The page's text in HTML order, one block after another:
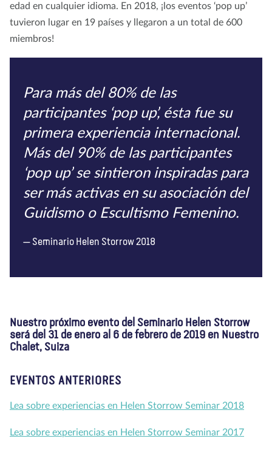
edad en cualquier idioma. En 2018, ¡los eventos ‘pop up’
tuvieron lugar en 19 países y llegaron a un total de 600
miembros!
Para más del 80% de las
participantes ‘pop up’, ésta fue su
primera experiencia internacional.
Más del 90% de las participantes
‘pop up’ se sintieron inspiradas para
ser más activas en su asociación del
Guidismo o Escultismo Femenino.
Seminario Helen Storrow 2018
Nuestro próximo evento del Seminario Helen Storrow
será del 31 de enero al 6 de febrero de 2019 en Nuestro
Chalet, Suiza
EVENTOS ANTERIORES
Lea sobre experiencias en Helen Storrow Seminar 2018
Lea sobre experiencias en Helen Storrow Seminar 2017